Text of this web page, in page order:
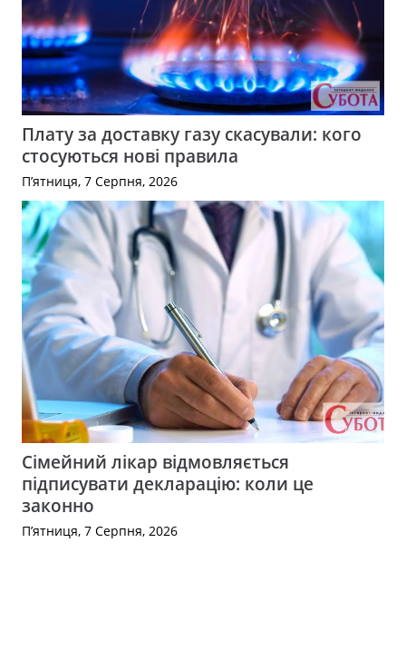
Плату за доставку газу скасували: кого
стосуються нові правила
П’ятниця, 7 Серпня, 2026
Сімейний лікар відмовляється
підписувати декларацію: коли це
законно
П’ятниця, 7 Серпня, 2026